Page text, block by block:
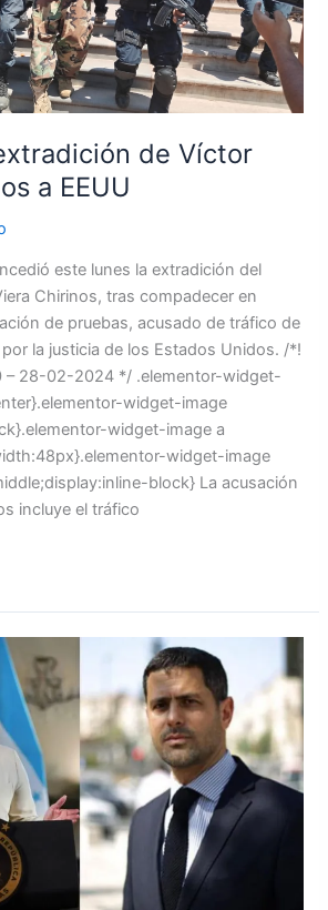
de Víctor
a EEUU
este lunes la extradición del
Chirinos, tras compadecer en
de pruebas, acusado de tráfico de
la justicia de los Estados Unidos. /*!
– 28-02-2024 */ .elementor-widget-
widget-image
widget-image a
widget-image
block} La acusación
incluye el tráfico